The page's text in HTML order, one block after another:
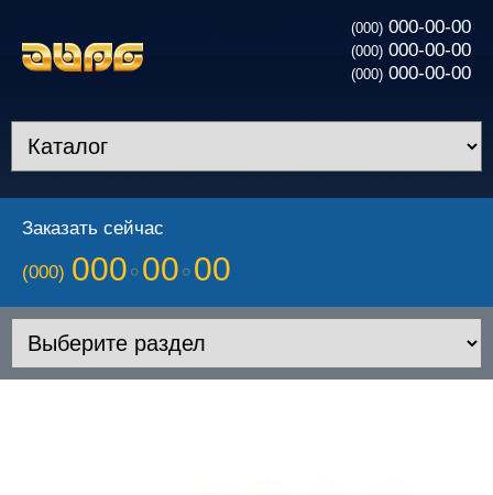
(000) 000-00-00
(000) 000-00-00
(000) 000-00-00
Заказать сейчас
(000) 000 00 00